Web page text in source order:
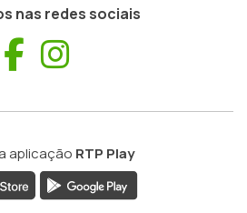
nas redes sociais
Facebook
aplicação RTP Play